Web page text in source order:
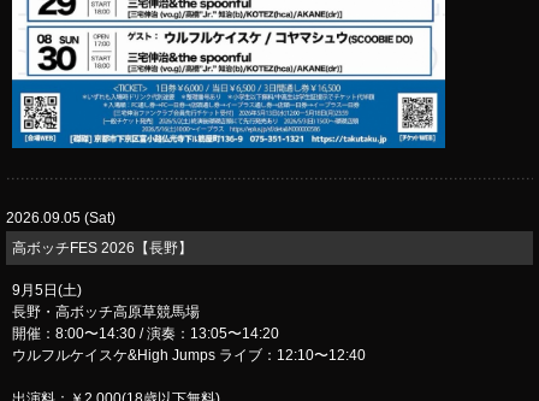
2026.09.05 (Sat)
高ボッチFES 2026【長野】
9月5日(土)
長野・高ボッチ高原草競馬場
開催：8:00〜14:30 / 演奏：13:05〜14:20
ウルフルケイスケ&High Jumps ライブ：12:10〜12:40